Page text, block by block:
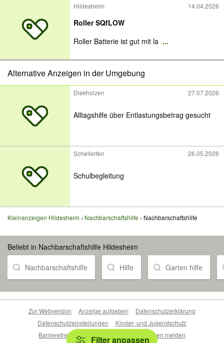
Hildesheim 14.04.2026
Roller SQfLOW
Roller Batterie ist gut mit la ...
Alternative Anzeigen in der Umgebung
Diekholzen 27.07.2026
Alltagshilfe über Entlastungsbetrag gesucht
Schellerten 26.05.2026
Schulbegleitung
Kleinanzeigen Hildesheim Nachbarschaftshilfe Nachbarschaftshilfe
Beliebt in Nachbarschaftshilfe Hildesheim
Nachbarschaftshilfe Hilfe Garten hilfe
Filter anpassen
Zur Webversion Anzeige aufgeben
Datenschutzerklärung
Datenschutzeinstellungen
Kinder- und Jugendschutz
Barrierefreiheitserklärung
Sicherheitslücken melden